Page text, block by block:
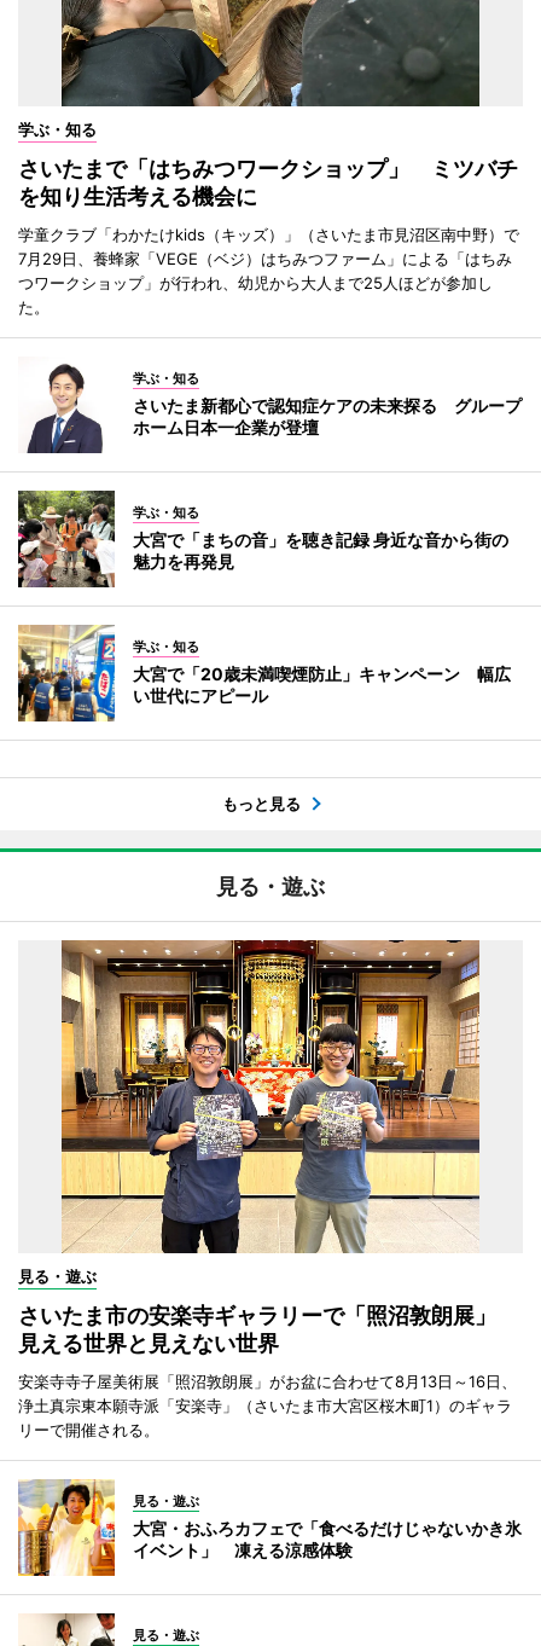
学ぶ・知る
さいたまで「はちみつワークショップ」 ミツバチ
を知り生活考える機会に
学童クラブ「わかたけkids（キッズ）」（さいたま市見沼区南中野）で
7月29日、養蜂家「VEGE（ベジ）はちみつファーム」による「はちみ
つワークショップ」が行われ、幼児から大人まで25人ほどが参加し
た。
学ぶ・知る
さいたま新都心で認知症ケアの未来探る グループ
ホーム日本一企業が登壇
学ぶ・知る
大宮で「まちの音」を聴き記録 身近な音から街の
魅力を再発見
学ぶ・知る
大宮で「20歳未満喫煙防止」キャンペーン 幅広
い世代にアピール
もっと見る
見る・遊ぶ
見る・遊ぶ
さいたま市の安楽寺ギャラリーで「照沼敦朗展」
見える世界と見えない世界
安楽寺寺子屋美術展「照沼敦朗展」がお盆に合わせて8月13日～16日、
浄土真宗東本願寺派「安楽寺」（さいたま市大宮区桜木町1）のギャラ
リーで開催される。
見る・遊ぶ
大宮・おふろカフェで「食べるだけじゃないかき氷
イベント」 凍える涼感体験
見る・遊ぶ